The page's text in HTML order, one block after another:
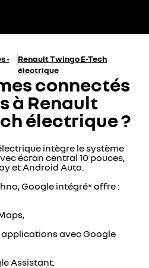
-
Renault Twingo E-Tech
électrique
connectés
à Renault
électrique ?
intègre le système
écran central 10 pouces,
et Android Auto.
Google intégré* offre :
applications avec Google
Assistant.